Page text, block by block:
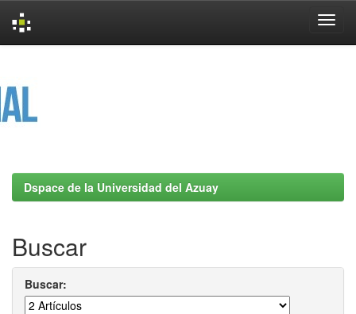
Dspace de la Universidad del Azuay
Buscar
Buscar: